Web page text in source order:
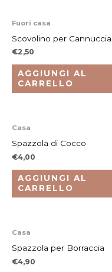
nella
del
prodotto
Fuori casa
Scovolino per Cannuccia
€2,50
AGGIUNGI AL
CARRELLO
Casa
Spazzola di Cocco
€4,00
AGGIUNGI AL
CARRELLO
Casa
Spazzola per Borraccia
€4,90